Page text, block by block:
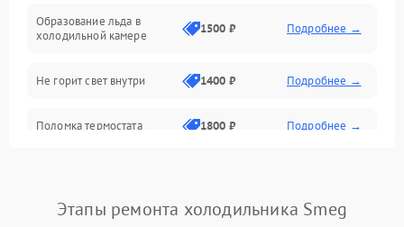
Образование льда в
холодильной камере
1500 ₽ Подробнее →
Не горит свет внутри 1400 ₽ Подробнее →
Поломка термостата 1800 ₽ Подробнее →
Поломка системы No Frost 2600 ₽ Подробнее →
Этапы ремонта холодильника Smeg